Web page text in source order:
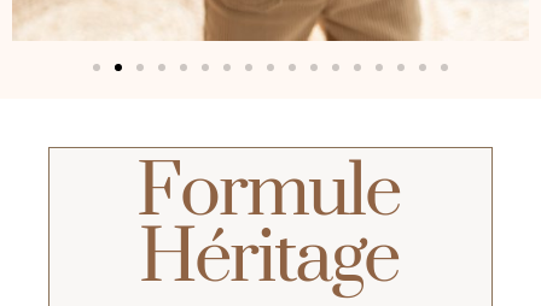
Formule
Héritage